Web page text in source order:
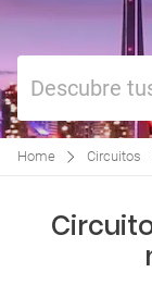
Descubre
Home Circuitos